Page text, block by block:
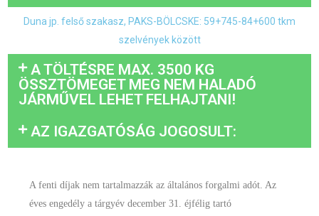
Duna jp. felső szakasz, PAKS-BÖLCSKE: 59+745-84+600 tkm
szelvények között
A TÖLTÉSRE MAX. 3500 KG
ÖSSZTÖMEGET MEG NEM HALADÓ
JÁRMŰVEL LEHET FELHAJTANI!
AZ IGAZGATÓSÁG JOGOSULT:
A fenti díjak nem tartalmazzák az általános forgalmi adót. Az
éves engedély a tárgyév december 31. éjfélig tartó